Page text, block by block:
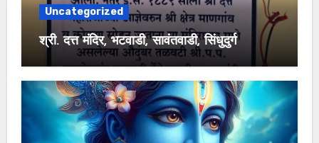
Uncategorized
श्री. दत्त मंदिर, भटवाडी, सावंतवाडी, सिंधुदुर्ग